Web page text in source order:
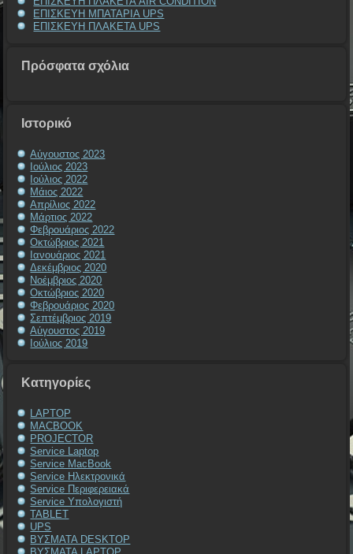
ΕΠΙΣΚΕΥΗ ΜΠΑΤΑΡΙΑ UPS
ΕΠΙΣΚΕΥΗ ΠΛΑΚΕΤΑ UPS
Πρόσφατα σχόλια
Ιστορικό
Αύγουστος 2023
Ιούλιος 2023
Ιούλιος 2022
Μάιος 2022
Απρίλιος 2022
Μάρτιος 2022
Φεβρουάριος 2022
Οκτώβριος 2021
Ιανουάριος 2021
Δεκέμβριος 2020
Νοέμβριος 2020
Οκτώβριος 2020
Φεβρουάριος 2020
Σεπτέμβριος 2019
Αύγουστος 2019
Ιούλιος 2019
Kατηγορίες
LAPTOP
MACBOOK
PROJECTOR
Service Laptop
Service MacBook
Service Ηλεκτρονικά
Service Περιφερειακά
Service Υπολογιστή
TABLET
UPS
ΒΥΣΜΑΤΑ DESKTOP